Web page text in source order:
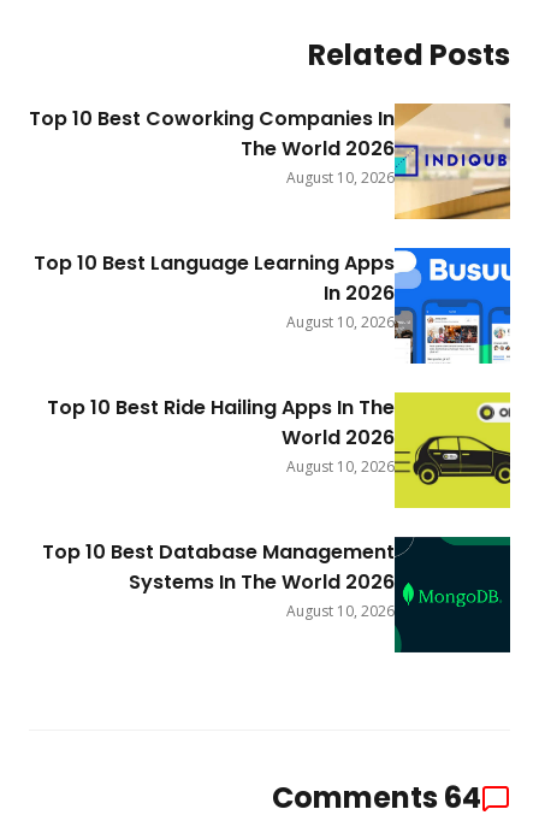
Related Posts
Top 10 Best Coworking Companies In
The World 2026
August 10, 2026
Top 10 Best Language Learning Apps
In 2026
August 10, 2026
Top 10 Best Ride Hailing Apps In The
World 2026
August 10, 2026
Top 10 Best Database Management
Systems In The World 2026
August 10, 2026
64
Comments